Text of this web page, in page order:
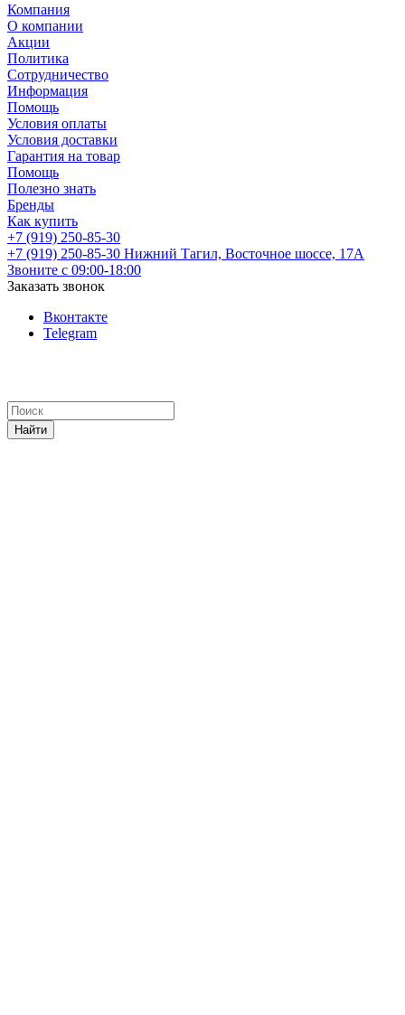
Компания
О компании
Акции
Политика
Сотрудничество
Информация
Помощь
Условия оплаты
Условия доставки
Гарантия на товар
Помощь
Полезно знать
Бренды
Как купить
+7 (919) 250-85-30
+7 (919) 250-85-30 Нижний Тагил, Восточное шоссе, 17А
Звоните с 09:00-18:00
Заказать звонок
Вконтакте
Telegram
Найти